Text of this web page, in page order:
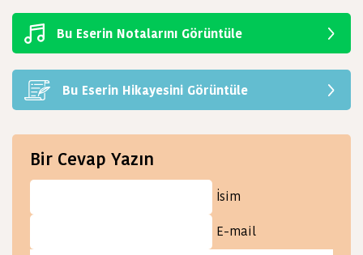
Bu Eserin Notalarını Görüntüle
Bu Eserin Hikayesini Görüntüle
Bir Cevap Yazın
İsim
E-mail